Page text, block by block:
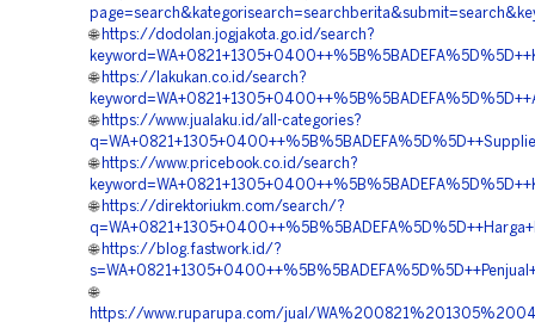
🌐 https://dodolan.jogjakota.go.id/search?
🌐 https://lakukan.co.id/search?
🌐 https://www.jualaku.id/all-categories?
🌐 https://www.pricebook.co.id/search?
🌐 https://direktoriukm.com/search/?
🌐 https://blog.fastwork.id/?
🌐
https://www.ruparupa.com/jual/